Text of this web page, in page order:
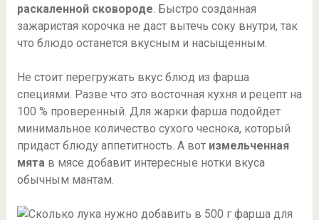
раскаленной сковороде . Быстро созданная
зажаристая корочка не даст вытечь соку внутри, так
что блюдо останется вкусным и насыщенным.
Не стоит перегружать вкус блюд из фарша
специями. Разве что это восточная кухня и рецепт на
100 % проверенный. Для жарки фарша подойдет
минимальное количество сухого чеснока, который
придаст блюду аппетитность. А вот измельченная
мята в мясе добавит интересные нотки вкуса
обычным мантам.